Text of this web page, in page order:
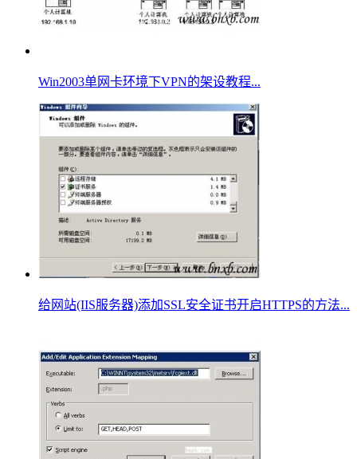
Win2003单网卡环境下VPN的架设教程...
给网站(IIS服务器)添加SSL安全证书开启HTTPS的方法...